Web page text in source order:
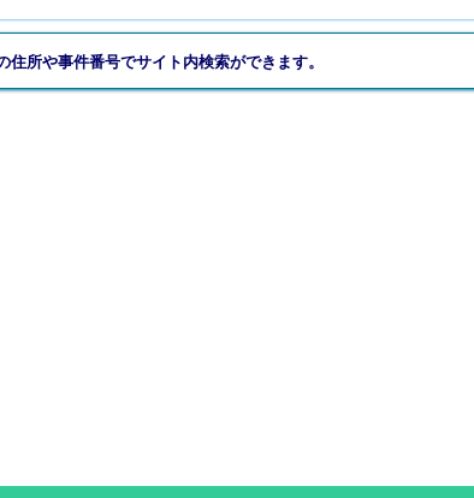
住所や事件番号でサイト内検索ができます。